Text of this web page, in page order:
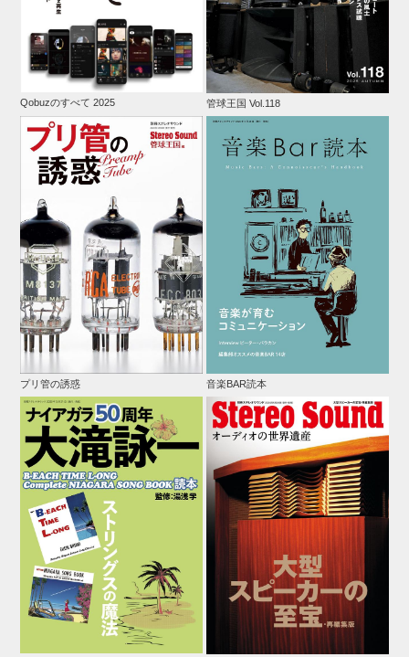
Qobuzのすべて 2025 管球王国 Vol.118
プリ管の誘惑 音楽BAR読本